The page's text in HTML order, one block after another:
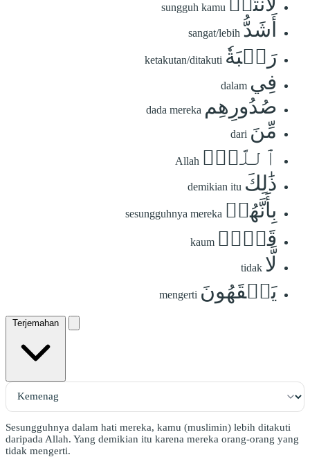
sungguh kamu
أَشَدُّ sangat/lebih
رَهۡبَةٗ ketakutan/ditakuti
فِي dalam
صُدُورِهِم dada mereka
مِّنَ dari
ٱللَّهِۚ Allah
ذَٰلِكَ demikian itu
بِأَنَّهُمۡ sesungguhnya mereka
قَوۡمٞ kaum
لَّا tidak
يَفۡقَهُونَ mengerti
Terjemahan
Sesungguhnya dalam hati mereka, kamu (muslimin) lebih ditakuti
daripada Allah. Yang demikian itu karena mereka orang-orang yang
tidak mengerti.